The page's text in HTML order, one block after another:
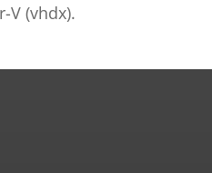
V (vhdx).